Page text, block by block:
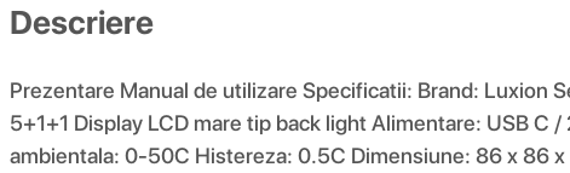
Descriere
Prezentare Manual de utilizare Specificatii: Brand: Luxion
5+1+1 Display LCD mare tip back light Alimentare: USB
ambientala: 0-50C Histereza: 0.5C Dimensiune: 86 x 86